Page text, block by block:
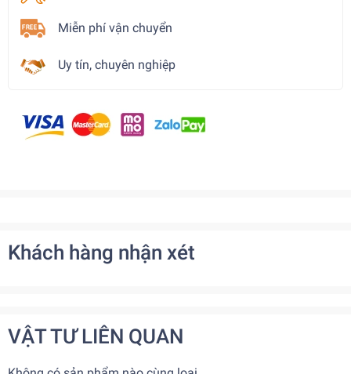
Miễn phí vận chuyển
Uy tín, chuyên nghiệp
Khách hàng nhận xét
VẬT TƯ LIÊN QUAN